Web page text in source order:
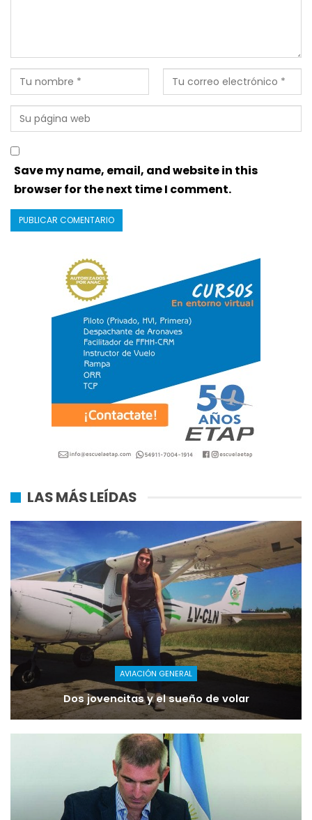
Save my name, email, and website in this
browser for the next time I comment.
LAS MÁS LEÍDAS
AVIACIÓN GENERAL
Dos jovencitas y el sueño de volar